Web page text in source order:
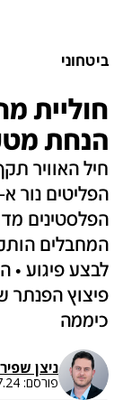
ביטחוני
חוליית
הנחת מטען,
חיל האוויר
הפליטים נור
המחבלים
פיצוץ הפנתר
כיממה
ניצן
פורסם: